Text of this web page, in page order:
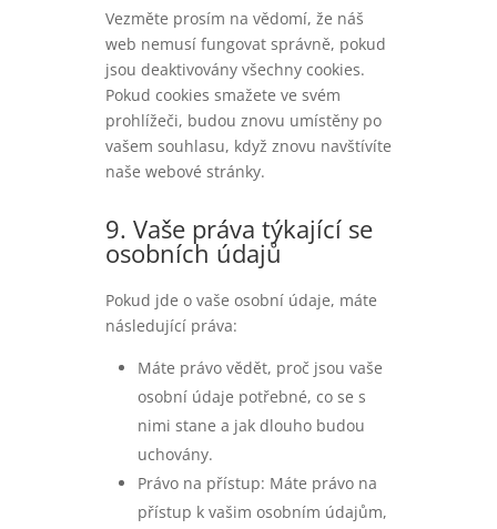
Vezměte prosím na vědomí, že náš
web nemusí fungovat správně, pokud
jsou deaktivovány všechny cookies.
Pokud cookies smažete ve svém
prohlížeči, budou znovu umístěny po
vašem souhlasu, když znovu navštívíte
naše webové stránky.
9. Vaše práva týkající se
osobních údajů
Pokud jde o vaše osobní údaje, máte
následující práva:
Máte právo vědět, proč jsou vaše
osobní údaje potřebné, co se s
nimi stane a jak dlouho budou
uchovány.
Právo na přístup: Máte právo na
přístup k vašim osobním údajům,